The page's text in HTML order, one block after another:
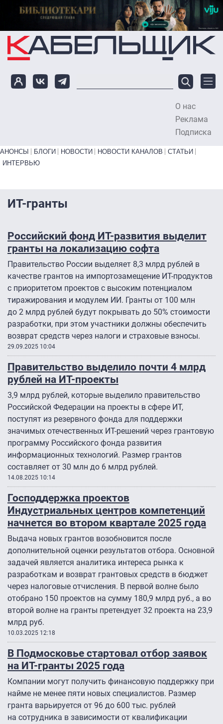
Перейти к основному содержанию
О нас
Реклама
Подписка
Primary links bottom
АНОНСЫ БЛОГИ НОВОСТИ НОВОСТИ КАНАЛОВ
СТАТЬИ
ИНТЕРВЬЮ
ИТ-гранты
Российский фонд ИТ-развития выделит
гранты на локализацию софта
Правительство России выделяет 8,3 млрд рублей в
качестве грантов на импортозамещение ИТ-продуктов
с приоритетом проектов с высоким потенциалом
тиражирования и модулем ИИ. Гранты от 100 млн
до 2 млрд рублей будут покрывать до 50% стоимости
разработки, при этом участники должны обеспечить
возврат средств через налоги и страховые взносы.
29.09.2025 10:04
Правительство выделило почти 4 млрд
рублей на ИТ-проекты
3,9 млрд рублей, которые выделило правительство
Российской Федерации на проекты в сфере ИТ,
поступят из резервного фонда для поддержки
значимых отечественных ИТ-решений через грантовую
программу Российского фонда развития
информационных технологий. Размер грантов
составляет от 30 млн до 6 млрд рублей.
14.08.2025 10:14
Господдержка проектов
Индустриальных центров компетенций
начнется во втором квартале 2025 года
Выдача новых грантов возобновится после
дополнительной оценки результатов отбора. Основной
задачей является аналитика интереса рынка к
разработкам и возврат грантовых средств в бюджет
через налоговые отчисления. В первой волне было
отобрано 150 проектов на сумму 180,9 млрд руб., а во
второй волне на гранты претендует 32 проекта на 23,9
млрд руб.
10.03.2025 12:18
В Подмосковье стартовал отбор заявок
на ИТ-гранты 2025 года
Компании могут получить финансовую поддержку при
найме не менее пяти новых специалистов. Размер
гранта варьируется от 96 до 600 тыс. рублей
на сотрудника в зависимости от квалификации